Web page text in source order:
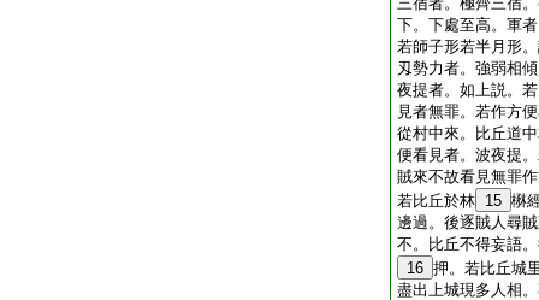
下。下處至高。軍
若師子形若半月形
刄勢力者。強弱相
夜提者。如上説。
見者無罪。若作方
從村中來。比丘道
便看見者。波夜提
賊來不故看見無罪
若比丘於林 15 楙
邊過。後逐賊人尋
不。比丘不得妄語
16 押。若比丘城
盡出上城現多人相